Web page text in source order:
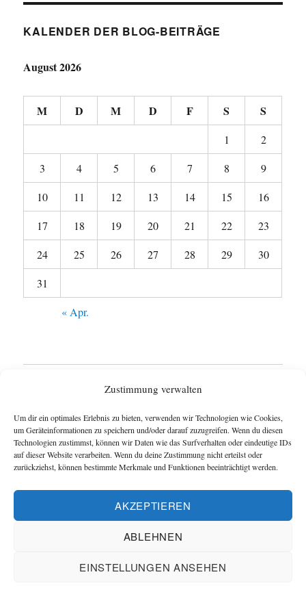
Zustimmung verwalten
Um dir ein optimales Erlebnis zu bieten, verwenden wir Technologien wie Cookies,
um Geräteinformationen zu speichern und/oder darauf zuzugreifen. Wenn du diesen
Technologien zustimmst, können wir Daten wie das Surfverhalten oder eindeutige IDs
auf dieser Website verarbeiten. Wenn du deine Zustimmung nicht erteilst oder
zurückziehst, können bestimmte Merkmale und Funktionen beeinträchtigt werden.
AKZEPTIEREN
ABLEHNEN
EINSTELLUNGEN ANSEHEN
KALENDER DER BLOG-BEITRÄGE
August 2026
M D M D F S S
1
2
3
4 5 6 7 8
9
10
11 12 13 14 15
16
17
18 19 20 21 22
23
24
25 26 27 28 29
30
31
« Apr.
Wie funktioniert das Blog ?
anzeigen
Impressum
Cookie-Richtlinie (EU)
Datenschutzerklärung
Mit Stolz präsentiert von Schachverein